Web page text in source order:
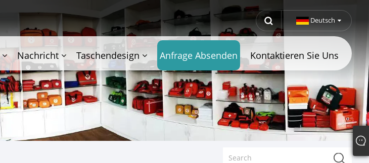
Deutsch
Nachricht Taschendesign Anfrage Absenden Kontaktieren Sie Uns